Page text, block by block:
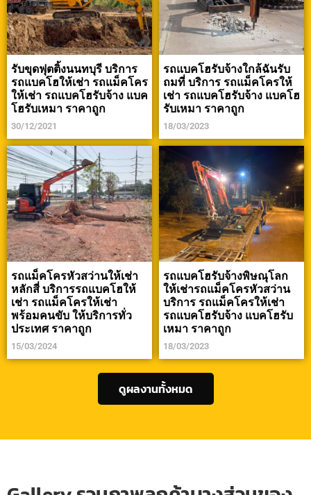
รับขุดฟุตติ้งนนทบุรี บริการ
รถแบคโฮให้เช่า รถแม็คโคร
ให้เช่า รถแบคโฮรับจ้าง แบค
โฮรับเหมา ราคาถูก
30/12/2021
รถแบคโฮรับจ้างใกล้ฉันรับ
ถมที่ บริการ รถแม็คโครให้
เช่า รถแบคโฮรับจ้าง แบคโฮ
รับเหมา ราคาถูก
18/03/2023
รถแม็คโครหัวสว่านให้เช่า
หลักสี่ บริการรถแบคโฮให้
เช่า รถแม็คโครให้เช่า
พร้อมคนขับ ให้บริการทั่ว
ประเทศ ราคาถูก
15/03/2024
รถแบคโฮรับจ้างพิษณุโลก
ให้เช่ารถแม็คโครหัวสว่าน
บริการ รถแม็คโครให้เช่า
รถแบคโฮรับจ้าง แบคโฮรับ
เหมา ราคาถูก
18/03/2023
ดูผลงานทั้งหมด